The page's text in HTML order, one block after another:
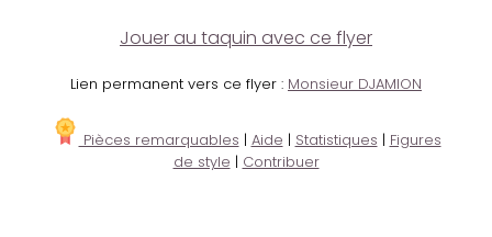
Jouer au taquin avec ce flyer
Lien permanent vers ce flyer : Monsieur DJAMION
Pièces remarquables | Aide | Statistiques | Figures
de style | Contribuer